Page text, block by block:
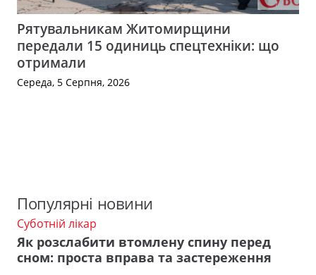
Рятувальникам Житомирщини
передали 15 одиниць спецтехніки: що
отримали
Середа, 5 Серпня, 2026
Популярні новини
Суботній лікар
Як розслабити втомлену спину перед
сном: проста вправа та застереження